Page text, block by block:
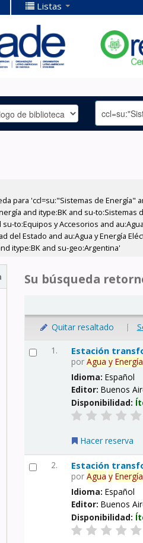
Listas
para 'ccl=su:"Sistemas de Energía"
and itype:BK and su-to:Sistemas
to:Equipos y Accesorios and
del Estado and au:Agua y Energía
itype:BK and su-geo:Argentina'
Su búsqueda
Quitar resaltado |
1. Estación
porAgua y Energía
Idioma:Español
Editor:Buenos
Disponibilidad:
Hacer reserva
2. Estación
porAgua y Energía
Idioma:Español
Editor:Buenos
Disponibilidad: